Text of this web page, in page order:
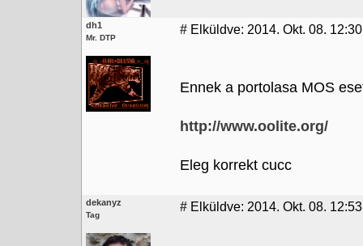
dh1
Mr. DTP
# Elküldve: 2014. Okt. 08. 12:30
Ennek a portolasa MOS
http://www.oolite.org/
Eleg korrekt cucc
dekanyz
Tag
# Elküldve: 2014. Okt. 08. 12:53